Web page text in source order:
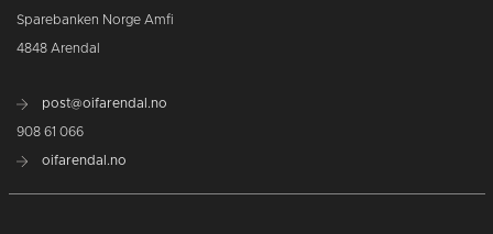
Sparebanken Norge Amfi
4848 Arendal
post@oifarendal.no
908 61 066
oifarendal.no